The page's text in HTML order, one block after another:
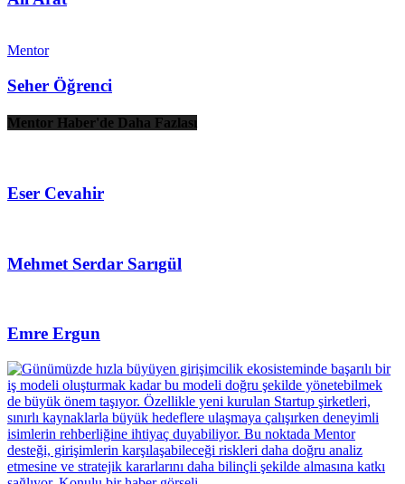
Mentor
Seher Öğrenci
Mentor Haber'de Daha Fazlası
Eser Cevahir
Mehmet Serdar Sarıgül
Emre Ergun